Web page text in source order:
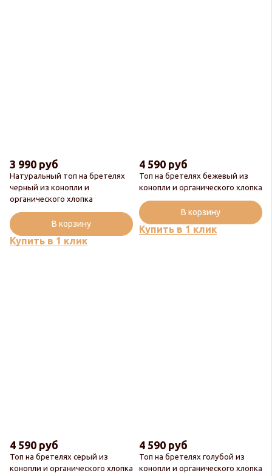
Натуральный топ на бретелях
черный из конопли и
органического хлопка
3 990 руб
Купить в 1 клик
В корзину
Топ на бретелях бежевый из
конопли и органического хлопка
4 590 руб
Купить в 1 клик
В корзину
Топ на бретелях серый из
конопли и органического хлопка
4 590 руб
Топ на бретелях голубой из
конопли и органического хлопка
4 590 руб